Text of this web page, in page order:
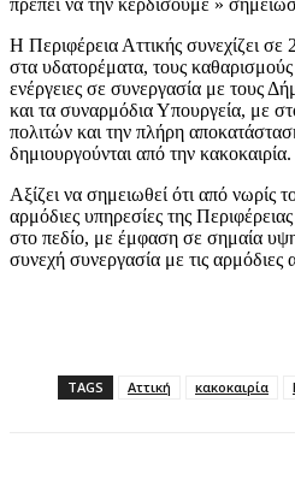
πρέπει να την κερδίσουμε »
Η Περιφέρεια Αττικής συνεχίζει
στα υδατορέματα, τους καθαρισμούς
ενέργειες σε συνεργασία με τους
και τα συναρμόδια Υπουργεία, με
πολιτών και την πλήρη
δημιουργούνται από την κακοκαιρία.
Αξίζει να σημειωθεί ότι από νωρίς
αρμόδιες υπηρεσίες της
στο πεδίο, με έμφαση σε σημαία
συνεχή συνεργασία με τις αρμόδιες
TAGS Αττική κακοκαιρία